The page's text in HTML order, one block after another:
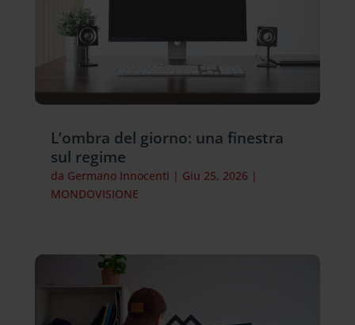
L’ombra del giorno: una finestra
sul regime
da Germano Innocenti | Giu 25, 2026 |
MONDOVISIONE